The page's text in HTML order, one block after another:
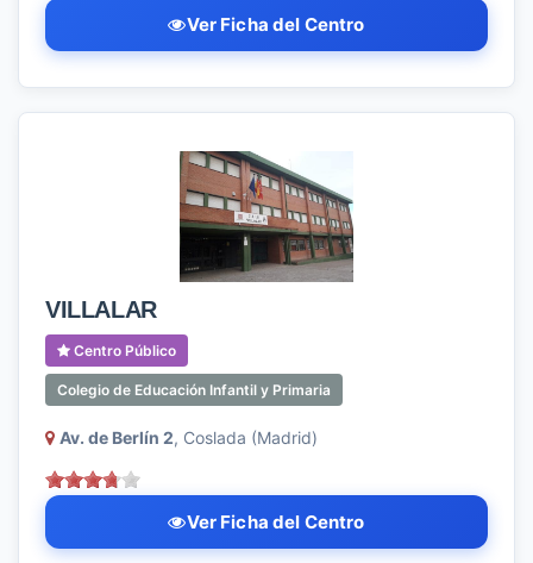
Ver Ficha del Centro
VILLALAR
Centro Público
Colegio de Educación Infantil y Primaria
Av. de Berlín 2, Coslada (Madrid)
Ver Ficha del Centro